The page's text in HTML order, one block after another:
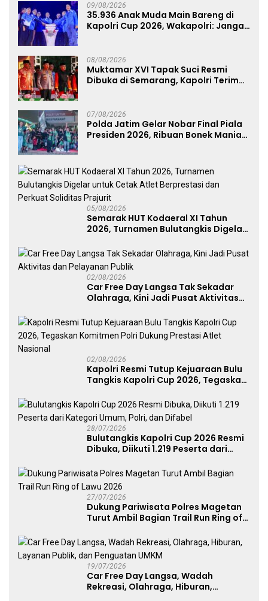
09/08/2026
35.936 Anak Muda Main Bareng di
Kapolri Cup 2026, Wakapolri: Jangan
08/08/2026
Muktamar XVI Tapak Suci Resmi
Dibuka di Semarang, Kapolri Terima
07/08/2026
Polda Jatim Gelar Nobar Final Piala
Presiden 2026, Ribuan Bonek Mania
05/08/2026
Semarak HUT Kodaeral XI Tahun
2026, Turnamen Bulutangkis Digelar
Perkuat Soliditas Prajurit
02/08/2026
Car Free Day Langsa Tak Sekadar
Olahraga, Kini Jadi Pusat Aktivitas
02/08/2026
Kapolri Resmi Tutup Kejuaraan Bulu
Tangkis Kapolri Cup 2026, Tegaskan
Atlet Nasional
28/07/2026
Bulutangkis Kapolri Cup 2026 Resmi
Dibuka, Diikuti 1.219 Peserta dari
27/07/2026
Dukung Pariwisata Polres Magetan
Turut Ambil Bagian Trail Run Ring of
19/07/2026
Car Free Day Langsa, Wadah
Rekreasi, Olahraga, Hiburan,